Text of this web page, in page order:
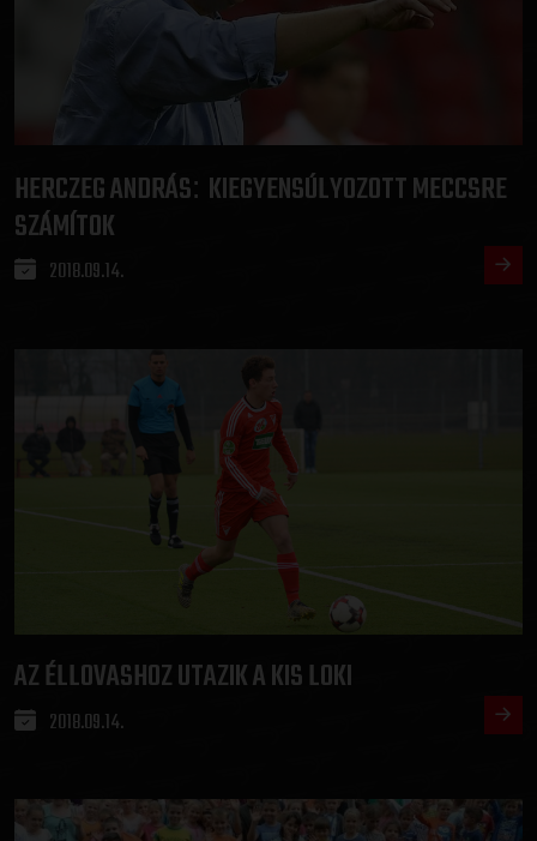
HERCZEG ANDRÁS: KIEGYENSÚLYOZOTT MECCSRE
SZÁMÍTOK
2018.09.14.
AZ ÉLLOVASHOZ UTAZIK A KIS LOKI
2018.09.14.